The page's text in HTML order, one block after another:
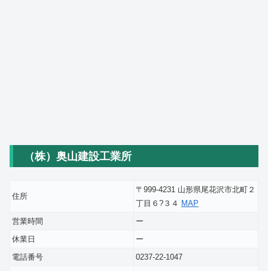
（株）奥山建設工業所
住所
〒999-4231 山形県尾花沢市北町２
丁目６?３４ MAP
営業時間
ー
休業日
ー
電話番号
0237-22-1047